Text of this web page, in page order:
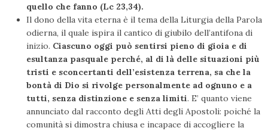
quello che fanno (Lc 23,34).
Il dono della vita eterna è il tema della Liturgia della Parola
odierna, il quale ispira il cantico di giubilo dell’antifona di
inizio. Ciascuno oggi può sentirsi pieno di gioia e di
esultanza pasquale perché, al di là delle situazioni più
tristi e sconcertanti dell’esistenza terrena, sa che la
bontà di Dio si rivolge personalmente ad ognuno e a
tutti, senza distinzione e senza limiti. E’ quanto viene
annunciato dal racconto degli Atti degli Apostoli: poiché la
comunità si dimostra chiusa e incapace di accogliere la